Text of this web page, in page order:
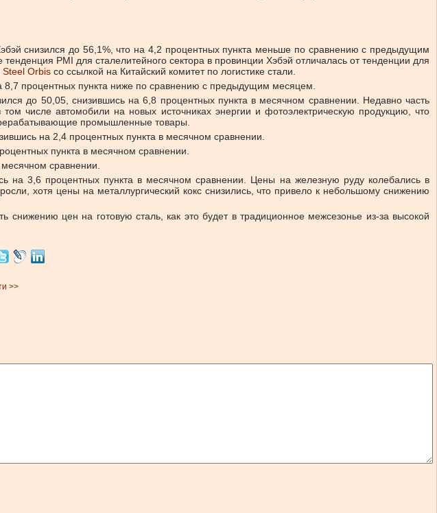
снизился до 56,1%, что на 4,2 процентных пункта меньше по сравнению с предыдущим
PMI для сталелитейного сектора в провинции Хэбэй отличалась от тенденции для
Steel Orbis со ссылкой на Китайский комитет по логистике стали.
8,7 процентных пункта ниже по сравнению с предыдущим месяцем.
до 50,05, снизившись на 6,8 процентных пункта в месячном сравнении. Недавно часть
числе автомобили на новых источниках энергии и фотоэлектрическую продукцию, что
промышленные товары.
на 2,4 процентных пункта в месячном сравнении.
пункта в месячном сравнении.
сравнении.
на 3,6 процентных пункта в месячном сравнении. Цены на железную руду колебались в
хотя цены на металлургический кокс снизились, что привело к небольшому снижению
снижению цен на готовую сталь, как это будет в традиционное межсезонье из-за высокой
>>